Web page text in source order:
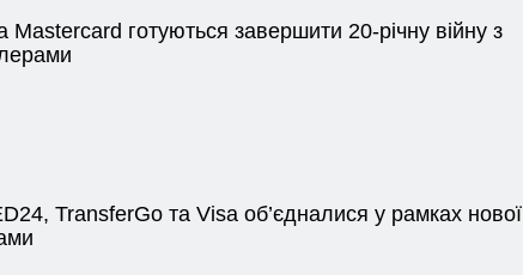
Mastercard готуються завершити 20-річну війну з
TransferGo та Visa об’єдналися у рамках нової